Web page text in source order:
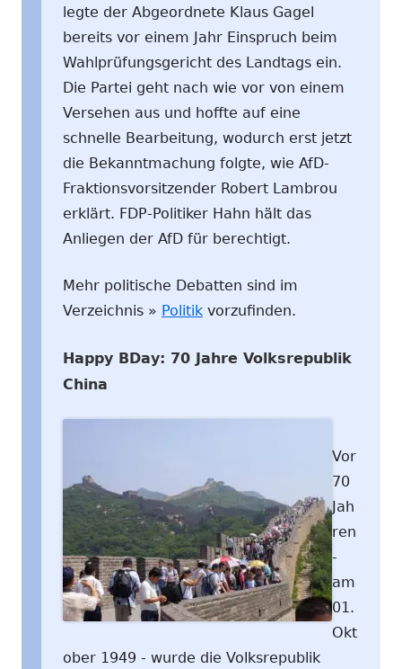
legte der Abgeordnete Klaus Gagel
bereits vor einem Jahr Einspruch beim
Wahlprüfungsgericht des Landtags ein.
Die Partei geht nach wie vor von einem
Versehen aus und hoffte auf eine
schnelle Bearbeitung, wodurch erst jetzt
die Bekanntmachung folgte, wie AfD-
Fraktionsvorsitzender Robert Lambrou
erklärt. FDP-Politiker Hahn hält das
Anliegen der AfD für berechtigt.
Mehr politische Debatten sind im
Verzeichnis » Politik vorzufinden.
Happy BDay: 70 Jahre Volksrepublik
China
Vor
70
Jah
ren
-
am
01.
Okt
ober 1949 - wurde die Volksrepublik